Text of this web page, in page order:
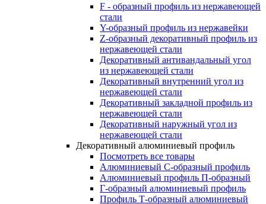
F - образный профиль из нержавеющей
стали
Y-образный профиль из нержавейки
Z-образный декоративный профиль из
нержавеющей стали
Декоративный антивандальный угол
из нержавеющей стали
Декоративный внутренний угол из
нержавеющей стали
Декоративный закладной профиль из
нержавеющей стали
Декоративный наружный угол из
нержавеющей стали
Декоративный алюминиевый профиль
Посмотреть все товары
Алюминиевый С-образный профиль
Алюминиевый профиль П-образный
Г-образный алюминиевый профиль
Профиль Т-образный алюминиевый